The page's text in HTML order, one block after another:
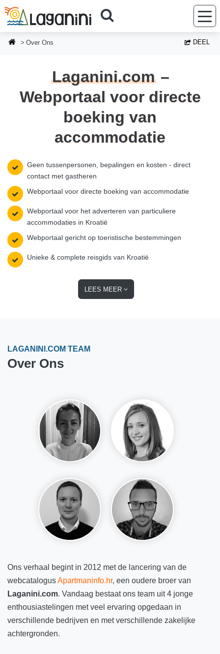
Ga naar hoofdinhoud
Over Ons DEEL
Laganini.com –
Webportaal voor directe
boeking van
accommodatie
Geen tussenpersonen, bepalingen en kosten - direct
contact met gastheren
Webportaal voor directe boeking van accommodatie
Webportaal voor het adverteren van particuliere
accommodaties in Kroatië
Webportaal gericht op toeristische bestemmingen
Unieke & complete reisgids van Kroatië
LEES MEER
LAGANINI.COM TEAM
Over Ons
Ons verhaal begint in 2012 met de lancering van de
webcatalogusApartmaninfo.hr, een oudere broer van
Laganini.com. Vandaag bestaat ons team uit 4 jonge
enthousiastelingen met veel ervaring opgedaan in
verschillende bedrijven en met verschillende zakelijke
achtergronden.